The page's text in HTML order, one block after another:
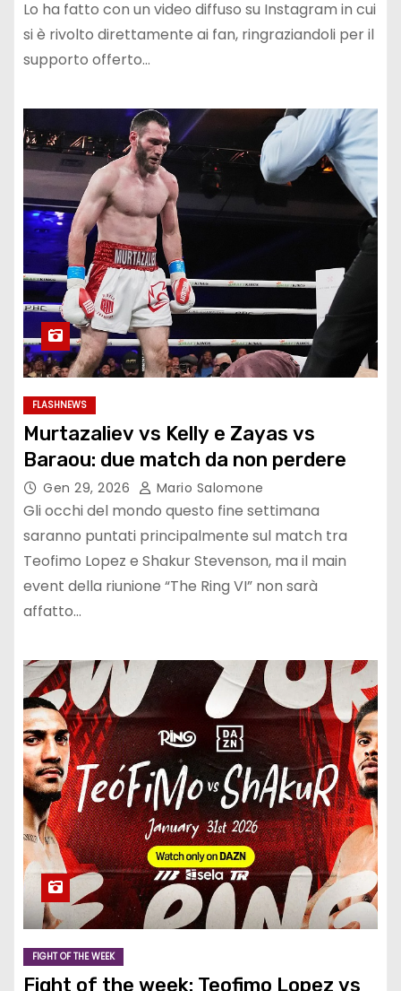
Lo ha fatto con un video diffuso su Instagram in cui
si è rivolto direttamente ai fan, ringraziandoli per il
supporto offerto…
FLASHNEWS
Murtazaliev vs Kelly e Zayas vs
Baraou: due match da non perdere
Gen 29, 2026 Mario Salomone
Gli occhi del mondo questo fine settimana
saranno puntati principalmente sul match tra
Teofimo Lopez e Shakur Stevenson, ma il main
event della riunione “The Ring VI” non sarà
affatto…
FIGHT OF THE WEEK
Fight of the week: Teofimo Lopez vs